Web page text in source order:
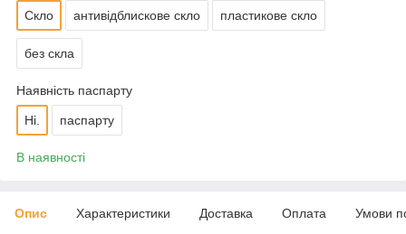
Скло антивідблискове скло пластикове скло
без скла
Наявність паспарту
Ні. паспарту
В наявності
Опис Характеристики Доставка Оплата Умови